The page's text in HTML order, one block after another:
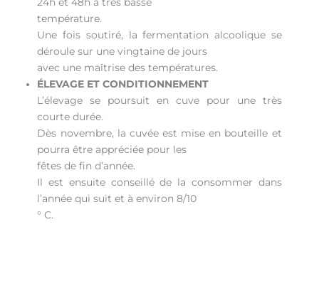
température.
Une fois soutiré, la fermentation alcoolique se
déroule sur une vingtaine de jours
avec une maîtrise des températures.
ÉLEVAGE ET CONDITIONNEMENT
L’élevage se poursuit en cuve pour une très
courte durée.
Dès novembre, la cuvée est mise en bouteille et
pourra être appréciée pour les
fêtes de fin d’année.
Il est ensuite conseillé de la consommer dans
l’année qui suit et à environ 8/10
° C.